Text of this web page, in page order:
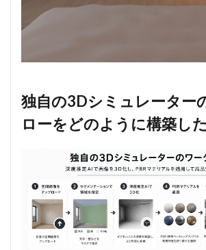
独自の3Dシミュレーター
ローをどのように構築し